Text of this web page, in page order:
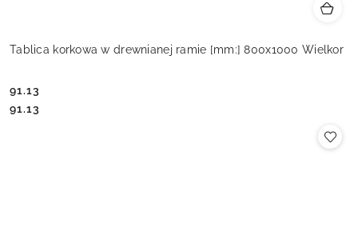
Tablica korkowa w drewnianej ramie [mm:] 800x1000 Wielkor
Cena:
91.13
Cena:
91.13